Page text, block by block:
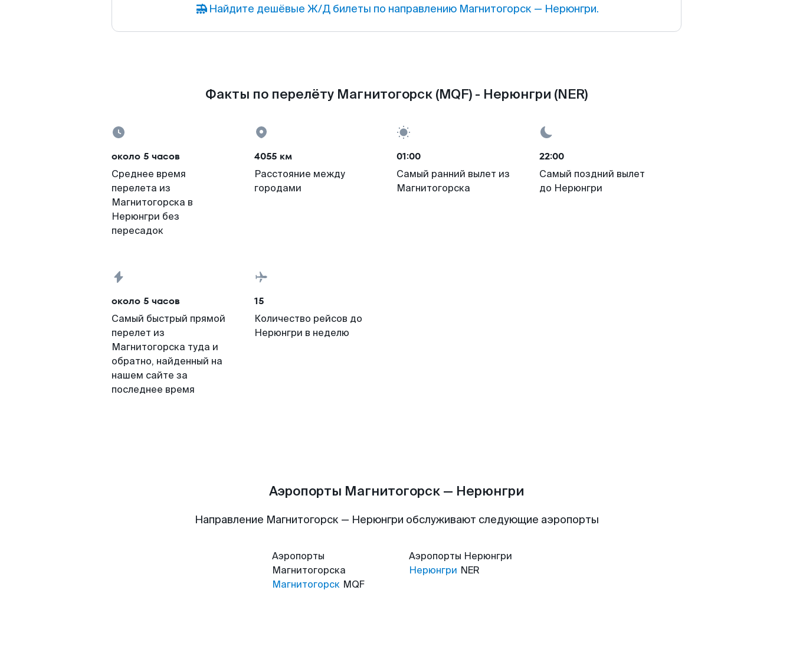
Найдите дешёвые Ж/Д билеты по направлению Магнитогорск — Нерюнгри.
Факты по перелёту Магнитогорск (MQF) - Нерюнгри (NER)
около 5 часов
Среднее время
перелета из
Магнитогорска в
Нерюнгри без
пересадок
4055 км
Расстояние между
городами
01:00
Самый ранний вылет из
Магнитогорска
22:00
Самый поздний вылет
до Нерюнгри
около 5 часов
Самый быстрый прямой
перелет из
Магнитогорска туда и
обратно, найденный на
нашем сайте за
последнее время
15
Количество рейсов до
Нерюнгри в неделю
Аэропорты Магнитогорск — Нерюнгри
Направление Магнитогорск — Нерюнгри обслуживают следующие аэропорты
Аэропорты
Магнитогорска
Магнитогорск MQF
Аэропорты Нерюнгри
Нерюнгри NER